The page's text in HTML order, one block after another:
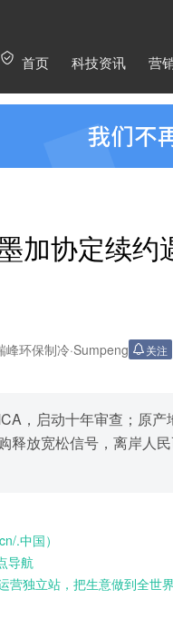
首页 科技资讯 营
加协定续
峰环保制冷·Sumpeng 关注
，启动十年审查；原
释放宽松信号，离岸人
.中国）
导航
营独立站，把生意做到全世界